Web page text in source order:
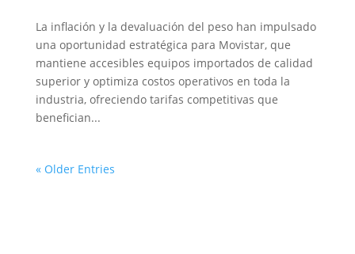
La inflación y la devaluación del peso han impulsado
una oportunidad estratégica para Movistar, que
mantiene accesibles equipos importados de calidad
superior y optimiza costos operativos en toda la
industria, ofreciendo tarifas competitivas que
benefician...
« Older Entries